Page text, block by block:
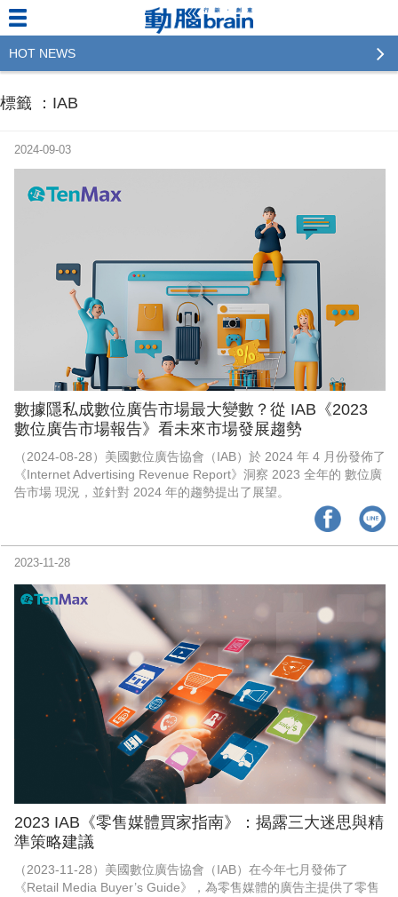
標籤 ：IAB
數據隱私成數位廣告市場最大變數？從 IAB《2023
數位廣告市場報告》看未來市場發展趨勢
（2024-08-28）美國數位廣告協會（IAB）於 2024 年 4 月份發佈了
《Internet Advertising Revenue Report》洞察 2023 全年的 數位廣
告市場 現況，並針對 2024 年的趨勢提出了展望。
2024-09-03
2023 IAB《零售媒體買家指南》：揭露三大迷思與精
準策略建議
（2023-11-28）美國數位廣告協會（IAB）在今年七月發佈了
《Retail Media Buyer’s Guide》，為零售媒體的廣告主提供了零售
2023-11-28
HOT NEWS
更創新及具影響力
2022行銷傳播傑出貢獻獎得獎名單揭曉，近400位行
銷傳播人共襄盛舉！The Winners of 2022《Brain》
Excellence Agency& Advertiser of the year
LINE 推出「AI 肖像」新功能 體驗專業棚拍的高質
2023台灣民生快消品牌排行 14億次國民消費揭曉品
牌足跡贏家
域動行銷公布人事異動
CSD中衛營運長張德成：中衛跳脫框架 玩出口罩新
時尚
金獎的代價 牛恆泰：沒人知道我失去什麼！
台灣百事食品 注重品牌體驗創造差異化
黃麗萍：媒體代理商有幫客戶升級的責任！
牛恆泰：媒體產業蛻變關鍵期，數位轉型該怎麼
搞？（上）